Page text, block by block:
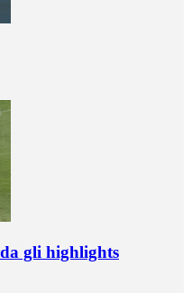
gli highlights